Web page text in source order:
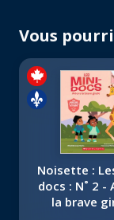
Vous
Noisette :
docs : N˚ 2 -
la brave